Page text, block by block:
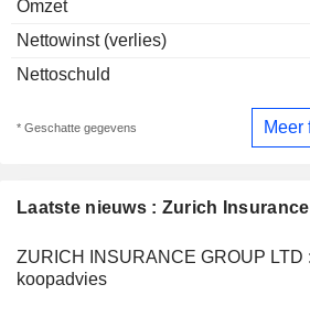
Laatste nieuws : Zurich
ZURICH INSURANCE GROUP LTD
koopadvies
Omzet
Nettowinst (verlies)
Nettoschuld
* Geschatte gegevens Meer